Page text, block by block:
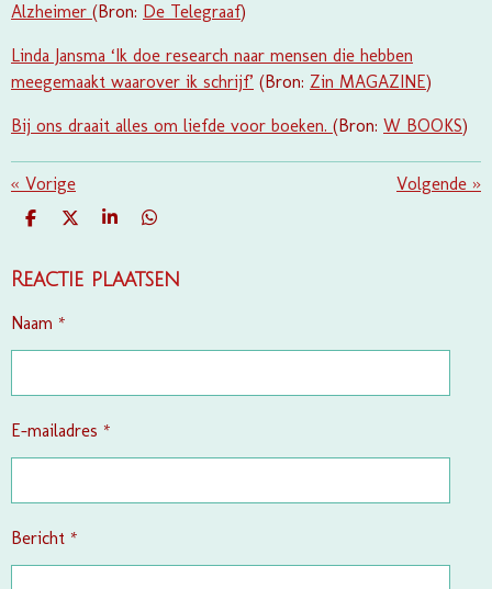
Alzheimer (Bron: De Telegraaf)
Linda Jansma ‘Ik doe research naar mensen die hebben
meegemaakt waarover ik schrijf’ (Bron: Zin MAGAZINE)
Bij ons draait alles om liefde voor boeken. (Bron: W BOOKS)
« Vorige Volgende »
D
E
D
L
S
R
D
E
Reactie plaatsen
Naam *
E-mailadres *
Bericht *